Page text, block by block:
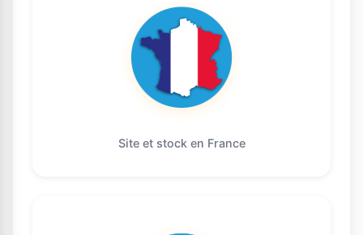
Site et stock en France